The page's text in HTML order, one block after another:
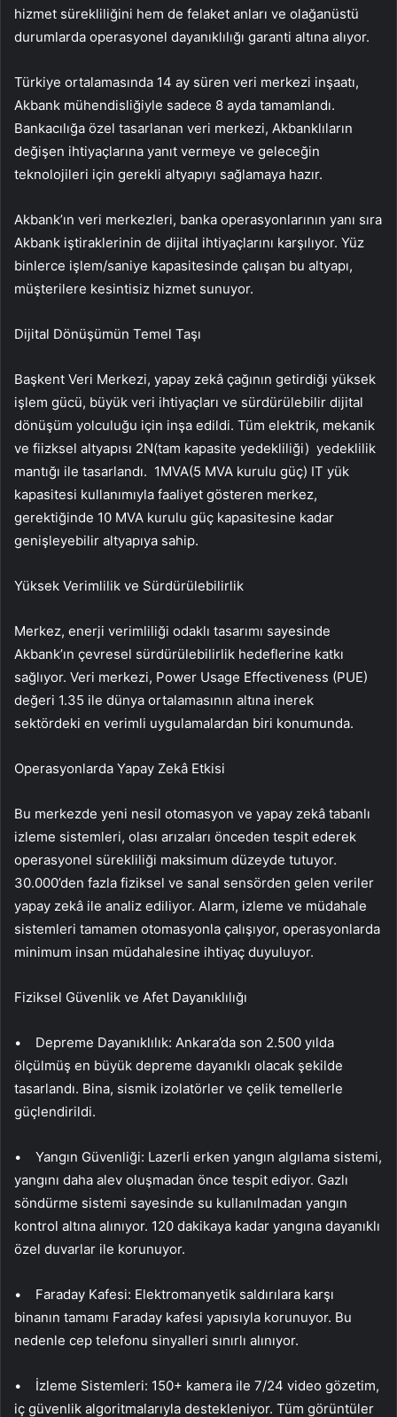
hizmet sürekliliğini hem de felaket anları ve olağanüstü
durumlarda operasyonel dayanıklılığı garanti altına alıyor.
Türkiye ortalamasında 14 ay süren veri merkezi inşaatı,
Akbank mühendisliğiyle sadece 8 ayda tamamlandı.
Bankacılığa özel tasarlanan veri merkezi, Akbanklıların
değişen ihtiyaçlarına yanıt vermeye ve geleceğin
teknolojileri için gerekli altyapıyı sağlamaya hazır.
Akbank’ın veri merkezleri, banka operasyonlarının yanı sıra
Akbank iştiraklerinin de dijital ihtiyaçlarını karşılıyor. Yüz
binlerce işlem/saniye kapasitesinde çalışan bu altyapı,
müşterilere kesintisiz hizmet sunuyor.
Dijital Dönüşümün Temel Taşı
Başkent Veri Merkezi, yapay zekâ çağının getirdiği yüksek
işlem gücü, büyük veri ihtiyaçları ve sürdürülebilir dijital
dönüşüm yolculuğu için inşa edildi. Tüm elektrik, mekanik
ve fiizksel altyapısı 2N(tam kapasite yedekliliği) yedeklilik
mantığı ile tasarlandı. 1MVA(5 MVA kurulu güç) IT yük
kapasitesi kullanımıyla faaliyet gösteren merkez,
gerektiğinde 10 MVA kurulu güç kapasitesine kadar
genişleyebilir altyapıya sahip.
Yüksek Verimlilik ve Sürdürülebilirlik
Merkez, enerji verimliliği odaklı tasarımı sayesinde
Akbank’ın çevresel sürdürülebilirlik hedeflerine katkı
sağlıyor. Veri merkezi, Power Usage Effectiveness (PUE)
değeri 1.35 ile dünya ortalamasının altına inerek
sektördeki en verimli uygulamalardan biri konumunda.
Operasyonlarda Yapay Zekâ Etkisi
Bu merkezde yeni nesil otomasyon ve yapay zekâ tabanlı
izleme sistemleri, olası arızaları önceden tespit ederek
operasyonel sürekliliği maksimum düzeyde tutuyor.
30.000’den fazla fiziksel ve sanal sensörden gelen veriler
yapay zekâ ile analiz ediliyor. Alarm, izleme ve müdahale
sistemleri tamamen otomasyonla çalışıyor, operasyonlarda
minimum insan müdahalesine ihtiyaç duyuluyor.
Fiziksel Güvenlik ve Afet Dayanıklılığı
• Depreme Dayanıklılık: Ankara’da son 2.500 yılda
ölçülmüş en büyük depreme dayanıklı olacak şekilde
tasarlandı. Bina, sismik izolatörler ve çelik temellerle
güçlendirildi.
• Yangın Güvenliği: Lazerli erken yangın algılama sistemi,
yangını daha alev oluşmadan önce tespit ediyor. Gazlı
söndürme sistemi sayesinde su kullanılmadan yangın
kontrol altına alınıyor. 120 dakikaya kadar yangına dayanıklı
özel duvarlar ile korunuyor.
• Faraday Kafesi: Elektromanyetik saldırılara karşı
binanın tamamı Faraday kafesi yapısıyla korunuyor. Bu
nedenle cep telefonu sinyalleri sınırlı alınıyor.
• İzleme Sistemleri: 150+ kamera ile 7/24 video gözetim,
iç güvenlik algoritmalarıyla destekleniyor. Tüm görüntüler